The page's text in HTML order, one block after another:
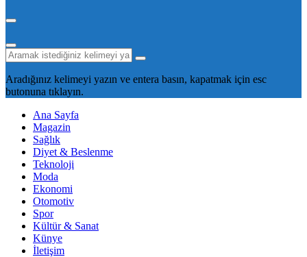
Aradığınız kelimeyi yazın ve entera basın, kapatmak için esc
butonuna tıklayın.
Ana Sayfa
Magazin
Sağlık
Diyet & Beslenme
Teknoloji
Moda
Ekonomi
Otomotiv
Spor
Kültür & Sanat
Künye
İletişim